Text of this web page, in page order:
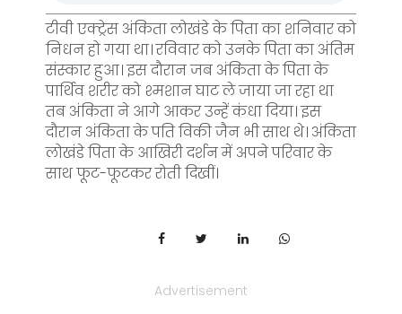
टीवी एक्ट्रेस अंकिता लोखंडे के पिता का शनिवार को
निधन हो गया था। रविवार को उनके पिता का अंतिम
संस्कार हुआ। इस दौरान जब अंकिता के पिता के
पार्थिव शरीर को श्मशान घाट ले जाया जा रहा था
तब अंकिता ने आगे आकर उन्हें कंधा दिया। इस
दौरान अंकिता के पति विकी जैन भी साथ थे। अंकिता
लोखंडे पिता के आखिरी दर्शन में अपने परिवार के
साथ फूट-फूटकर रोती दिखीं।
Advertisement